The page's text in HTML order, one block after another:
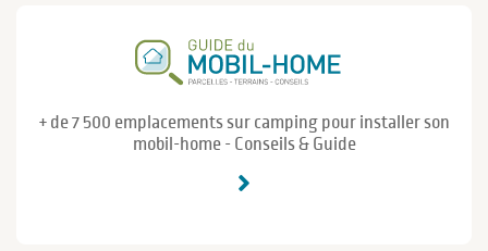
+ de 7 500 emplacements sur camping pour installer son
mobil-home - Conseils & Guide